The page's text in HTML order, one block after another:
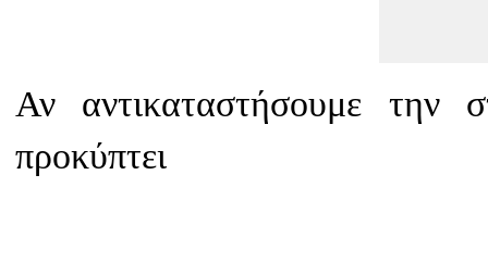
Αν αντικαταστήσουμε
προκύπτει